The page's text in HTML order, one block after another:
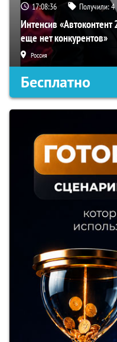
17:08:35 Получили:4
Интенсив «Автоконтент
еще нет конкурентов»
Россия
Бесплатно